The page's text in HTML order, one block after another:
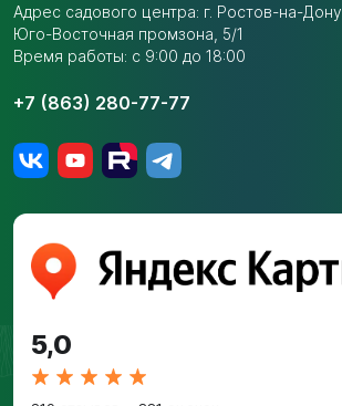
Адрес садового центра: г. Ростов-на-Дону,
Юго-Восточная промзона, 5/1
Время работы: с 9:00 до 18:00
+7 (863) 280-77-77
5,0